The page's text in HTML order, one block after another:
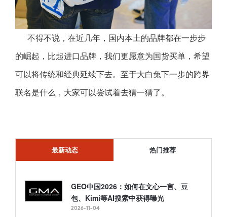
不得不说，在近几年，国内本土的品牌都在一步步
的崛起，比起进口品牌，我们更愿意为国货买单，希望
可以将传统和经典延续下去。至于大白兔下一步的跨界
联名是什么，大家可以尝试着去猜一猜了。
最新动态 热门推荐
GEO中国2026：如何在文心一言、豆
包、Kimi等AI搜索中获得曝光
2026-11-04